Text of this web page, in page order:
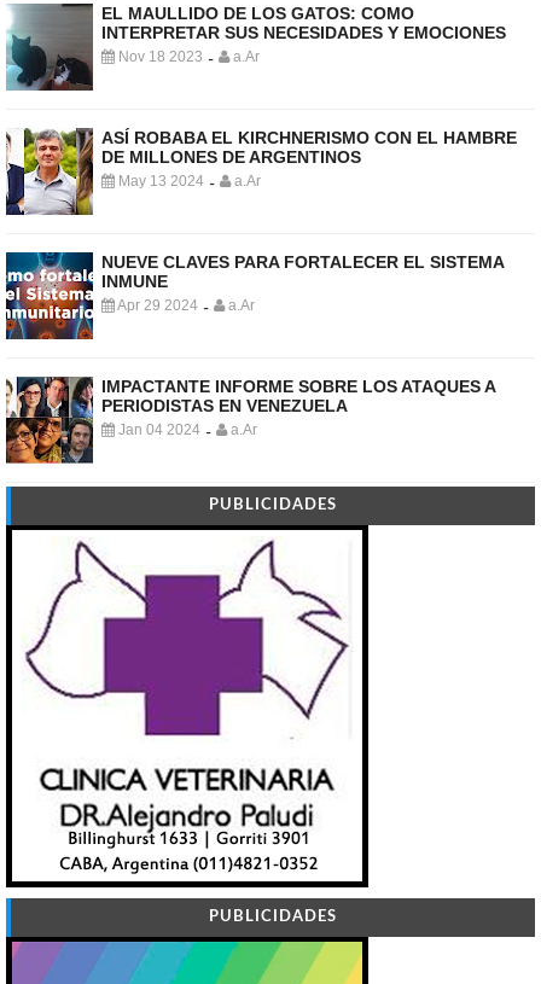
EL MAULLIDO DE LOS GATOS: COMO
INTERPRETAR SUS NECESIDADES Y EMOCIONES
Nov 18 2023 - a.Ar
ASÍ ROBABA EL KIRCHNERISMO CON EL HAMBRE
DE MILLONES DE ARGENTINOS
May 13 2024 - a.Ar
NUEVE CLAVES PARA FORTALECER EL SISTEMA
INMUNE
Apr 29 2024 - a.Ar
IMPACTANTE INFORME SOBRE LOS ATAQUES A
PERIODISTAS EN VENEZUELA
Jan 04 2024 - a.Ar
PUBLICIDADES
PUBLICIDADES